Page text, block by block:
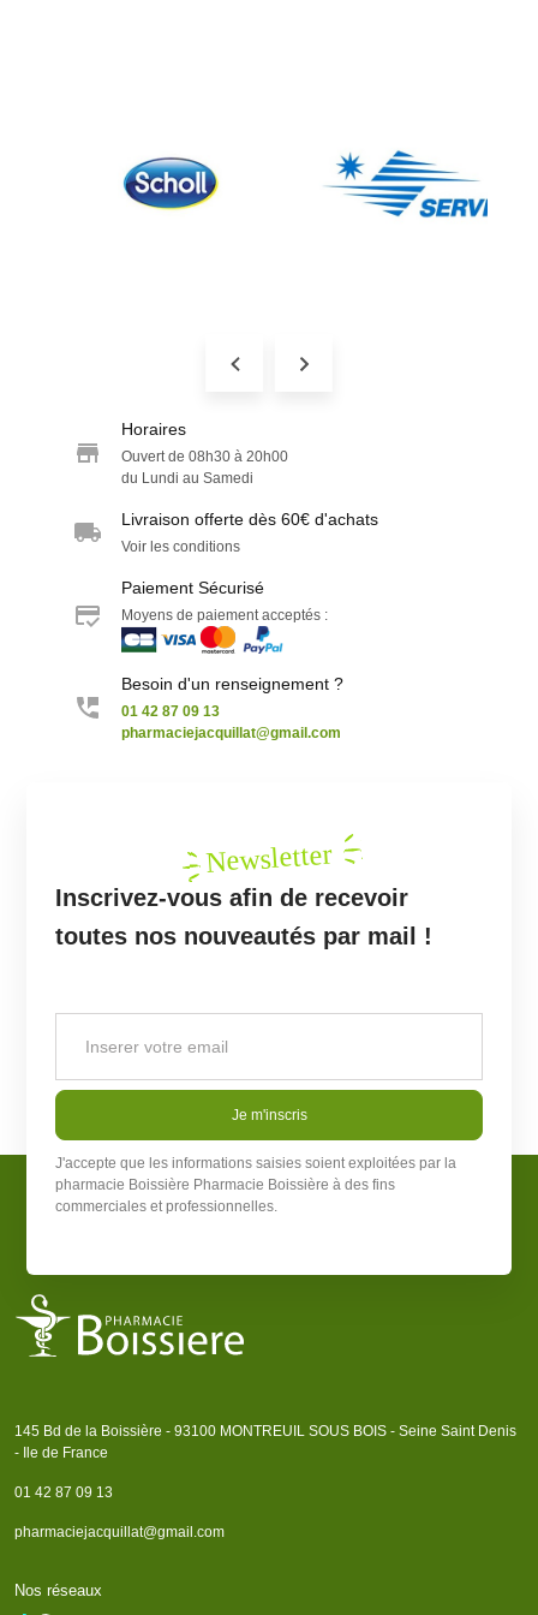
Horaires
Ouvert de 08h30 à 20h00
du Lundi au Samedi
Livraison offerte dès 60€ d'achats
Voir les conditions
Paiement Sécurisé
Moyens de paiement acceptés :
Besoin d'un renseignement ?
01 42 87 09 13
pharmaciejacquillat@gmail.com
Newsletter
Inscrivez-vous afin de recevoir
toutes nos nouveautés par mail !
Je m'inscris
J'accepte que les informations saisies soient exploitées par la
pharmacie Boissière Pharmacie Boissière à des fins
commerciales et professionnelles.
145 Bd de la Boissière - 93100 MONTREUIL SOUS BOIS - Seine Saint Denis
- Ile de France
01 42 87 09 13
pharmaciejacquillat@gmail.com
Nos réseaux